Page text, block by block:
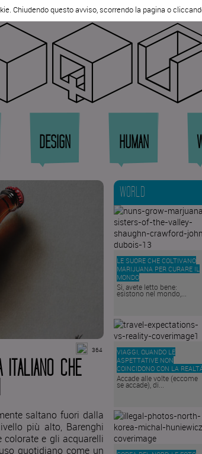
DESIGN HUMAN
364
CHE
saltano fuori dalla
più alto, Barenghi
e gli acquarelli
quotidiano come un
WORLD
LE SUORE CHE COLTIVANO
MARIJUANA PER CURARE IL
MONDO
Si, avete letto bene:
esistono nel mondo,...
VIAGGI, QUANDO LE
ASPETTATIVE NON
COINCIDONO CON LA
Accade alle volte (eccome
se accade), di...
Chiudendo questo avviso, scorrendo la pagina o